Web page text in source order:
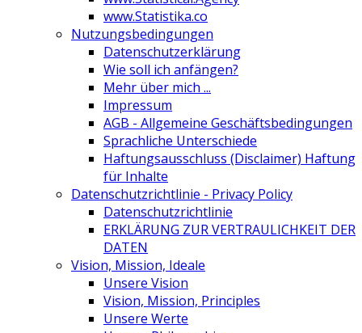
www.Statistika.co
Nutzungsbedingungen
Datenschutzerklärung
Wie soll ich anfängen?
Mehr über mich ...
Impressum
AGB - Allgemeine Geschäftsbedingungen
Sprachliche Unterschiede
Haftungsausschluss (Disclaimer) Haftung
für Inhalte
Datenschutzrichtlinie - Privacy Policy
Datenschutzrichtlinie
ERKLÄRUNG ZUR VERTRAULICHKEIT DER
DATEN
Vision, Mission, Ideale
Unsere Vision
Vision, Mission, Principles
Unsere Werte